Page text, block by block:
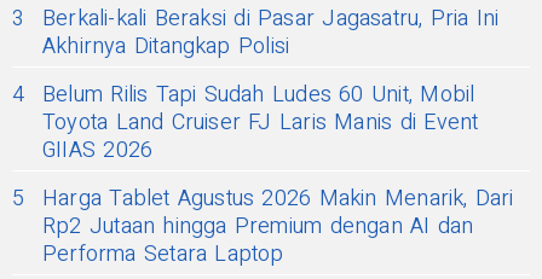
3
Berkali-kali Beraksi di Pasar Jagasatru, Pria Ini
Akhirnya Ditangkap Polisi
4 Belum Rilis Tapi Sudah Ludes 60 Unit, Mobil
Toyota Land Cruiser FJ Laris Manis di Event
GIIAS 2026
5
Harga Tablet Agustus 2026 Makin Menarik, Dari
Rp2 Jutaan hingga Premium dengan AI dan
Performa Setara Laptop